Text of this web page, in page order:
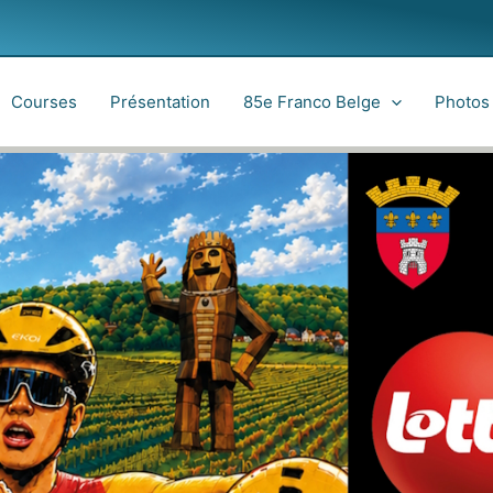
Courses Présentation 85e Franco Belge Photos